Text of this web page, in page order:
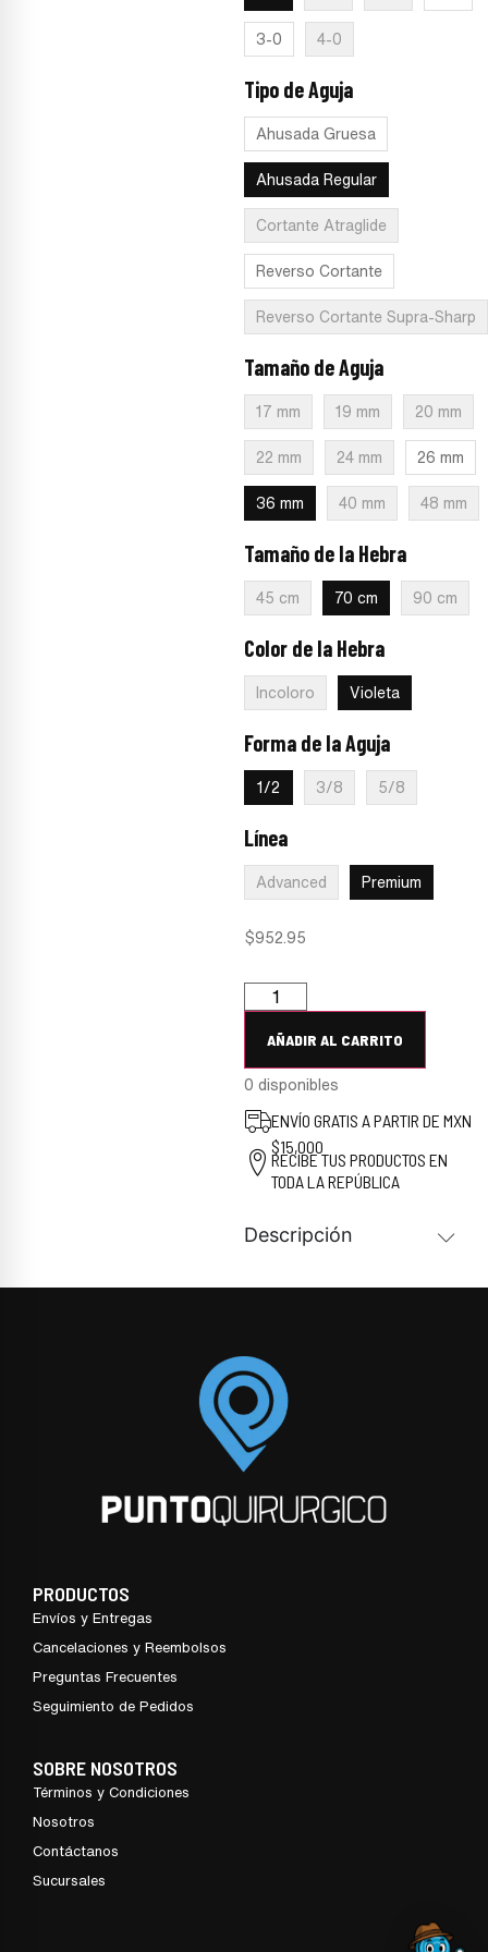
3-0 4-0
Tipo de Aguja
Ahusada Gruesa
Ahusada Regular
Cortante Atraglide
Reverso Cortante
Reverso Cortante Supra-Sharp
Tamaño de Aguja
17 mm 19 mm 20 mm
22 mm 24 mm 26 mm
36 mm 40 mm 48 mm
Tamaño de la Hebra
45 cm 70 cm 90 cm
Color de la Hebra
Incoloro Violeta
Forma de la Aguja
1/2 3/8 5/8
Línea
Advanced Premium
$952.95
AÑADIR AL CARRITO
0 disponibles
ENVÍO GRATIS A PARTIR DE MXN
$15,000
RECIBE TUS PRODUCTOS EN
TODA LA REPÚBLICA
Descripción
PRODUCTOS
Envíos y Entregas
Cancelaciones y Reembolsos
Preguntas Frecuentes
Seguimiento de Pedidos
SOBRE NOSOTROS
Términos y Condiciones
Nosotros
Contáctanos
Sucursales